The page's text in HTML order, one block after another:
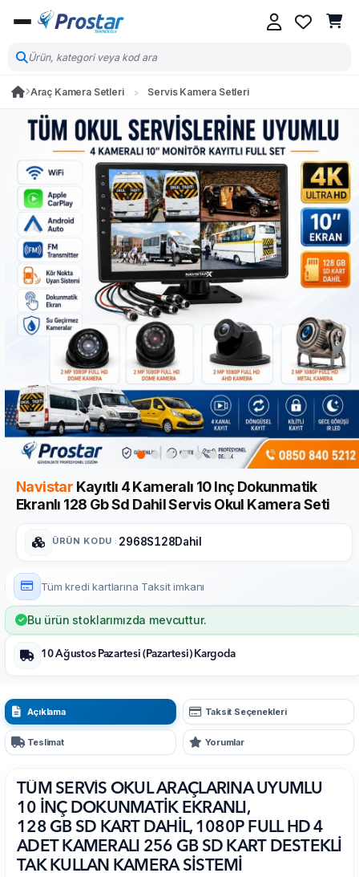
Araç Kamera Setleri Servis Kamera Setleri
Navistar Kayıtlı 4 Kameralı 10 Inç Dokunmatik
Ekranlı 128 Gb Sd Dahil Servis Okul Kamera Seti
ÜRÜN KODU : 2968S128Dahil
Tüm kredi kartlarına Taksit imkanı
Bu ürün stoklarımızda mevcuttur.
10 Ağustos Pazartesi (Pazartesi) Kargoda
Açıklama Taksit Seçenekleri
Teslimat Yorumlar
TÜM SERVİS OKUL ARAÇLARINA UYUMLU
10 İNÇ DOKUNMATİK EKRANLI,
128 GB SD KART DAHİL, 1080P FULL HD 4
ADET KAMERALI 256 GB SD KART DESTEKLİ
TAK KULLAN KAMERA SİSTEMİ